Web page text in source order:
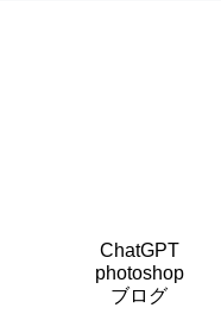
ChatGPT
photoshop
ブログ